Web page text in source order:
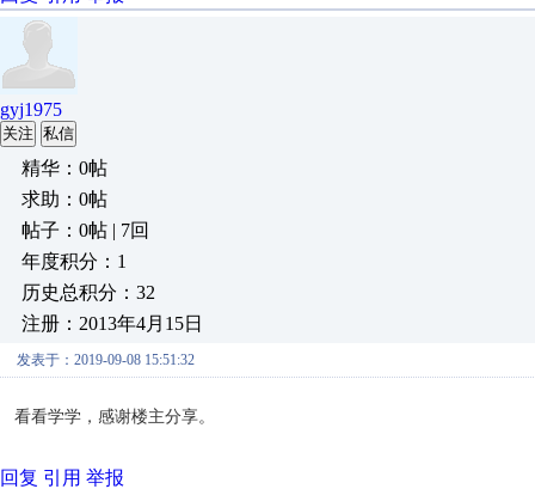
gyj1975
关注 私信
精华：0帖
求助：0帖
帖子：0帖 | 7回
年度积分：1
历史总积分：32
注册：2013年4月15日
发表于：2019-09-08 15:51:32
看看学学，感谢楼主分享。
回复 引用 举报